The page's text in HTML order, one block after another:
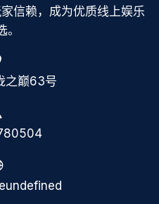
信赖，成为优质线上娱乐
。
之巅63号